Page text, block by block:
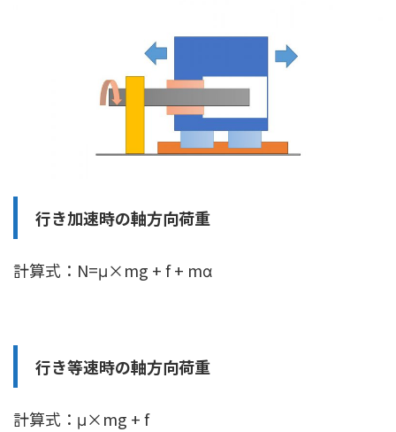
行き加速時の軸方向荷重
計算式：N=μ×mg + f + mα
行き等速時の軸方向荷重
計算式：μ×mg + f